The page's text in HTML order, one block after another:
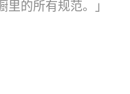
的所有规范。」